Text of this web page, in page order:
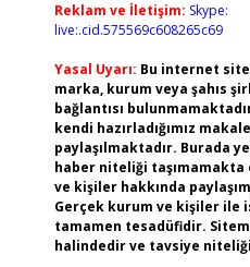
Reklam ve İletişim: Skype:
live:.cid.575569c608265c69
Yasal Uyarı: Bu internet
marka, kurum veya şahıs
bağlantısı
kendi hazırladığımız
paylaşılmaktadır. Burada
haber niteliği taşımamakta
ve kişiler hakkında
Gerçek kurum ve kişiler ile
tamamen tesadüfidir.
halindedir ve tavsiye